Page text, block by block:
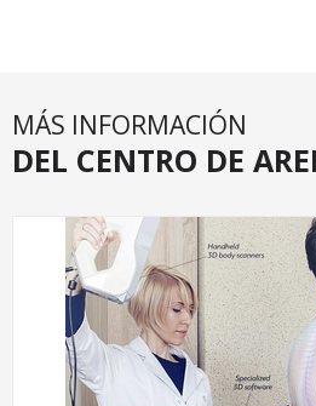
MÁS INFORMACIÓN
DEL CENTRO DE